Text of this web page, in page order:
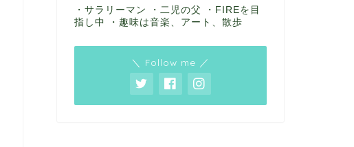
・サラリーマン ・二児の父 ・FIREを目
指し中 ・趣味は音楽、アート、散歩
＼ Follow me ／